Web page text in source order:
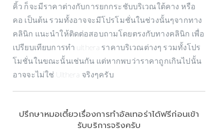
คิ้ว ก็จะมีราคาต่างกับการยกกระชับบริเวณใต้คาง หรือ
คอ เป็นต้น รวมทั้งอาจจะมีโปรโมชั่นในช่วงนั้นๆจากทาง
คลินิก แนะนำให้ติดต่อสอบถามโดยตรงกับทางคลินิก เพื่อ
เปรียบเทียบการทำ ulthera ราคาบริเวณต่างๆ รวมทั้งโปร
โมชั่นในขณะนั้นเช่นกัน แต่หากพบว่าราคาถูกเกินไปนั้น
อาจจะไม่ใช่ Ulthera จริงๆครับ
ปรึกษาหมอเตี๋ยวเรื่องการทำอัลเทอร่าได้ฟรีก่อนเข้า
รับบริการจริงครับ